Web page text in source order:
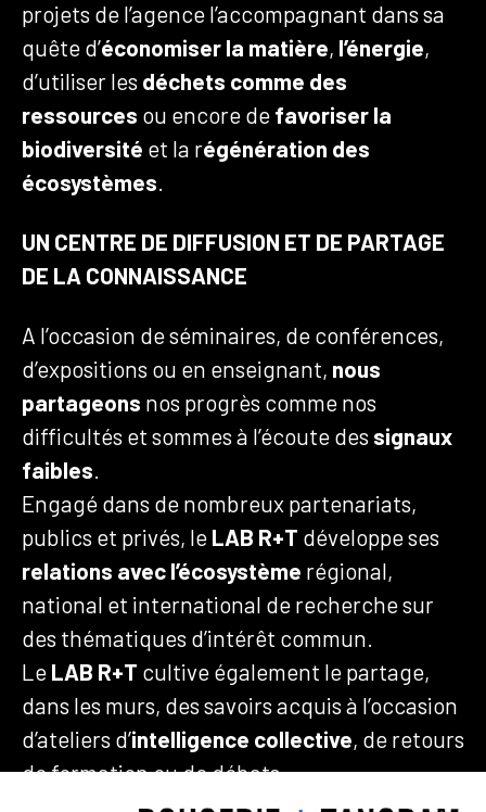
projets de l’agence l’accompagnant dans sa
quête d’économiser la matière, l’énergie,
d’utiliser les déchets comme des
ressources ou encore de favoriser la
biodiversité et la régénération des
écosystèmes.
UN CENTRE DE DIFFUSION ET DE PARTAGE
DE LA CONNAISSANCE
A l’occasion de séminaires, de conférences,
d’expositions ou en enseignant, nous
partageons nos progrès comme nos
difficultés et sommes à l’écoute des signaux
faibles.
Engagé dans de nombreux partenariats,
publics et privés, le LAB R+T développe ses
relations avec l’écosystème régional,
national et international de recherche sur
des thématiques d’intérêt commun.
Le LAB R+T cultive également le partage,
dans les murs, des savoirs acquis à l’occasion
d’ateliers d’intelligence collective, de retours
de formation ou de débats.